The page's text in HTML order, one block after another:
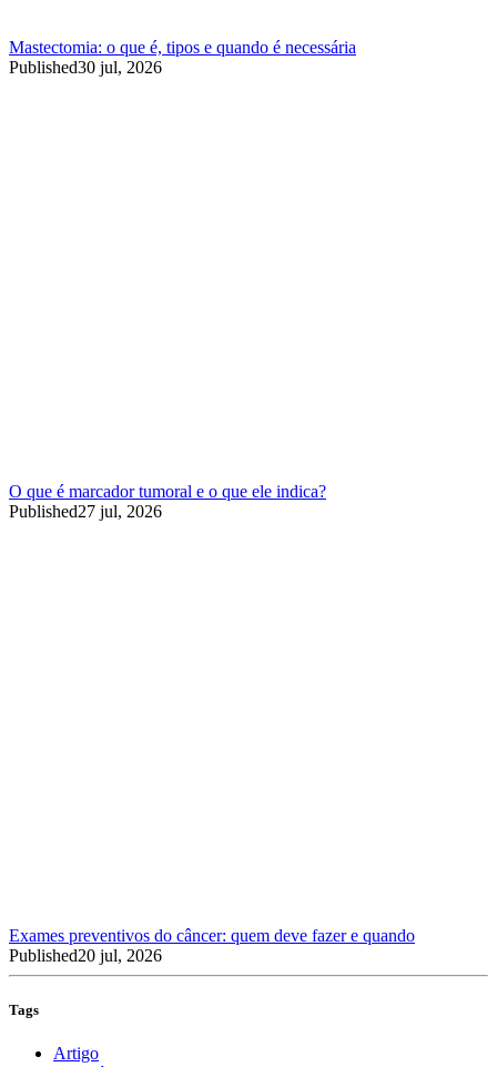
Mastectomia: o que é, tipos e quando é necessária
Published30 jul, 2026
O que é marcador tumoral e o que ele indica?
Published27 jul, 2026
Exames preventivos do câncer: quem deve fazer e quando
Published20 jul, 2026
Tags
Artigo